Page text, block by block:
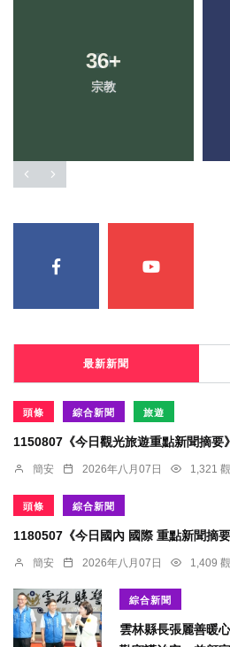
36+
宗教
最新新聞
頭條 綜合新聞 旅遊
1150807《今日觀光旅遊重點新聞摘要》
簡安 2026年八月07日 1,321
頭條 綜合新聞
1180507《今日國內 國際 重點新聞摘要
簡安 2026年八月07日 1,409
綜合新聞
雲林縣長張麗善暖